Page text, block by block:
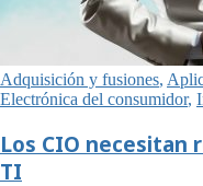
Adquisición y fusiones,
Electrónica del consumidor,
Los CIO
TI